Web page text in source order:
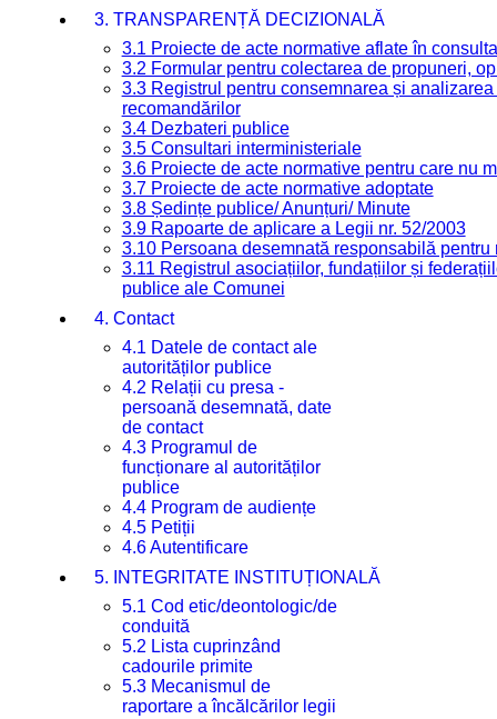
3. TRANSPARENȚĂ DECIZIONALĂ
3.1 Proiecte de acte normative aflate în
3.2 Formular pentru colectarea de propuneri,
3.3 Registrul pentru consemnarea și
recomandărilor
3.4 Dezbateri publice
3.5 Consultari interministeriale
3.6 Proiecte de acte normative pentru care nu
3.7 Proiecte de acte normative adoptate
3.8 Ședințe publice/ Anunțuri/ Minute
3.9 Rapoarte de aplicare a Legii nr. 52/2003
3.10 Persoana desemnată responsabilă
3.11 Registrul asociațiilor, fundațiilor și
publice ale Comunei
4. Contact
4.1 Datele de contact ale
autorităților publice
4.2 Relații cu presa -
persoană desemnată, date
de contact
4.3 Programul de
funcționare al autorităților
publice
4.4 Program de audiențe
4.5 Petiții
4.6 Autentificare
5. INTEGRITATE INSTITUȚIONALĂ
5.1 Cod etic/deontologic/de
conduită
5.2 Lista cuprinzând
cadourile primite
5.3 Mecanismul de
raportare a încălcărilor legii